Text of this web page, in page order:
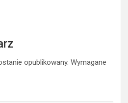
opublikowany. Wymagane